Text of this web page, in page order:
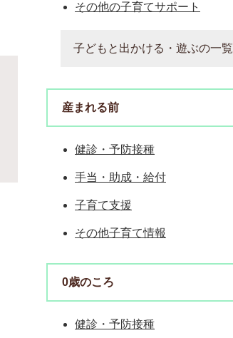
その他の子育てサポート
子どもと出かける・遊ぶの一覧
産まれる前
健診・予防接種
手当・助成・給付
子育て支援
その他子育て情報
0歳のころ
健診・予防接種